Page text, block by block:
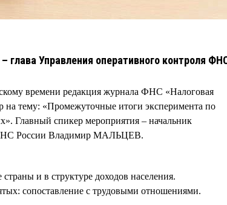
глава Управления оперативного контроля
времени редакция журнала ФНС «Налоговая
на тему: «Промежуточные итоги эксперимента по
Главный спикер мероприятия – начальник
ФНС России Владимир МАЛЬЦЕВ.
и в структуре доходов населения.
сопоставление с трудовыми отношениями.